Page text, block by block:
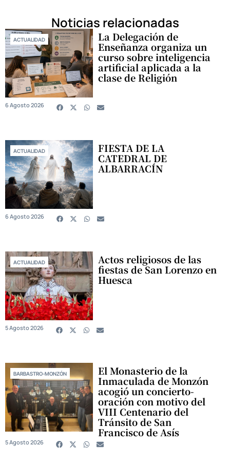
Noticias relacionadas
ACTUALIDAD La Delegación de
Enseñanza organiza un
curso sobre inteligencia
artificial aplicada a la
clase de Religión
6 Agosto 2026
ACTUALIDAD FIESTA DE LA
CATEDRAL DE
ALBARRACÍN
6 Agosto 2026
ACTUALIDAD Actos religiosos de las
fiestas de San Lorenzo en
Huesca
5 Agosto 2026
BARBASTRO-MONZÓN El Monasterio de la
Inmaculada de Monzón
acogió un concierto-
oración con motivo del
VIII Centenario del
Tránsito de San
Francisco de Asís
5 Agosto 2026